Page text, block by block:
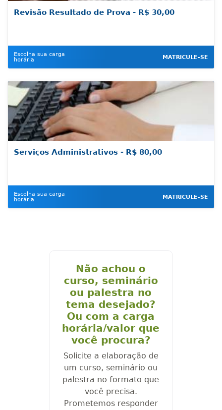
Revisão Resultado de Prova - R$ 30,00
Escolha sua carga
horária
MATRICULE-SE
Serviços Administrativos - R$ 80,00
Escolha sua carga
horária
MATRICULE-SE
Não achou o
curso, seminário
ou palestra no
tema desejado?
Ou com a carga
horária/valor que
você procura?
Solicite a elaboração de
um curso, seminário ou
palestra no formato que
você precisa.
Prometemos responder